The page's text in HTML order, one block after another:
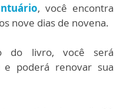
, você encontra
nove dias de novena.
do livro, você será
e poderá renovar sua